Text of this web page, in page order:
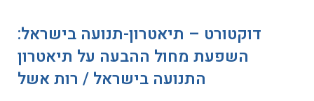
דוקטורט – תיאטרון-תנועה בישראל:
השפעת מחול ההבעה על תיאטרון
התנועה בישראל / רות אשל